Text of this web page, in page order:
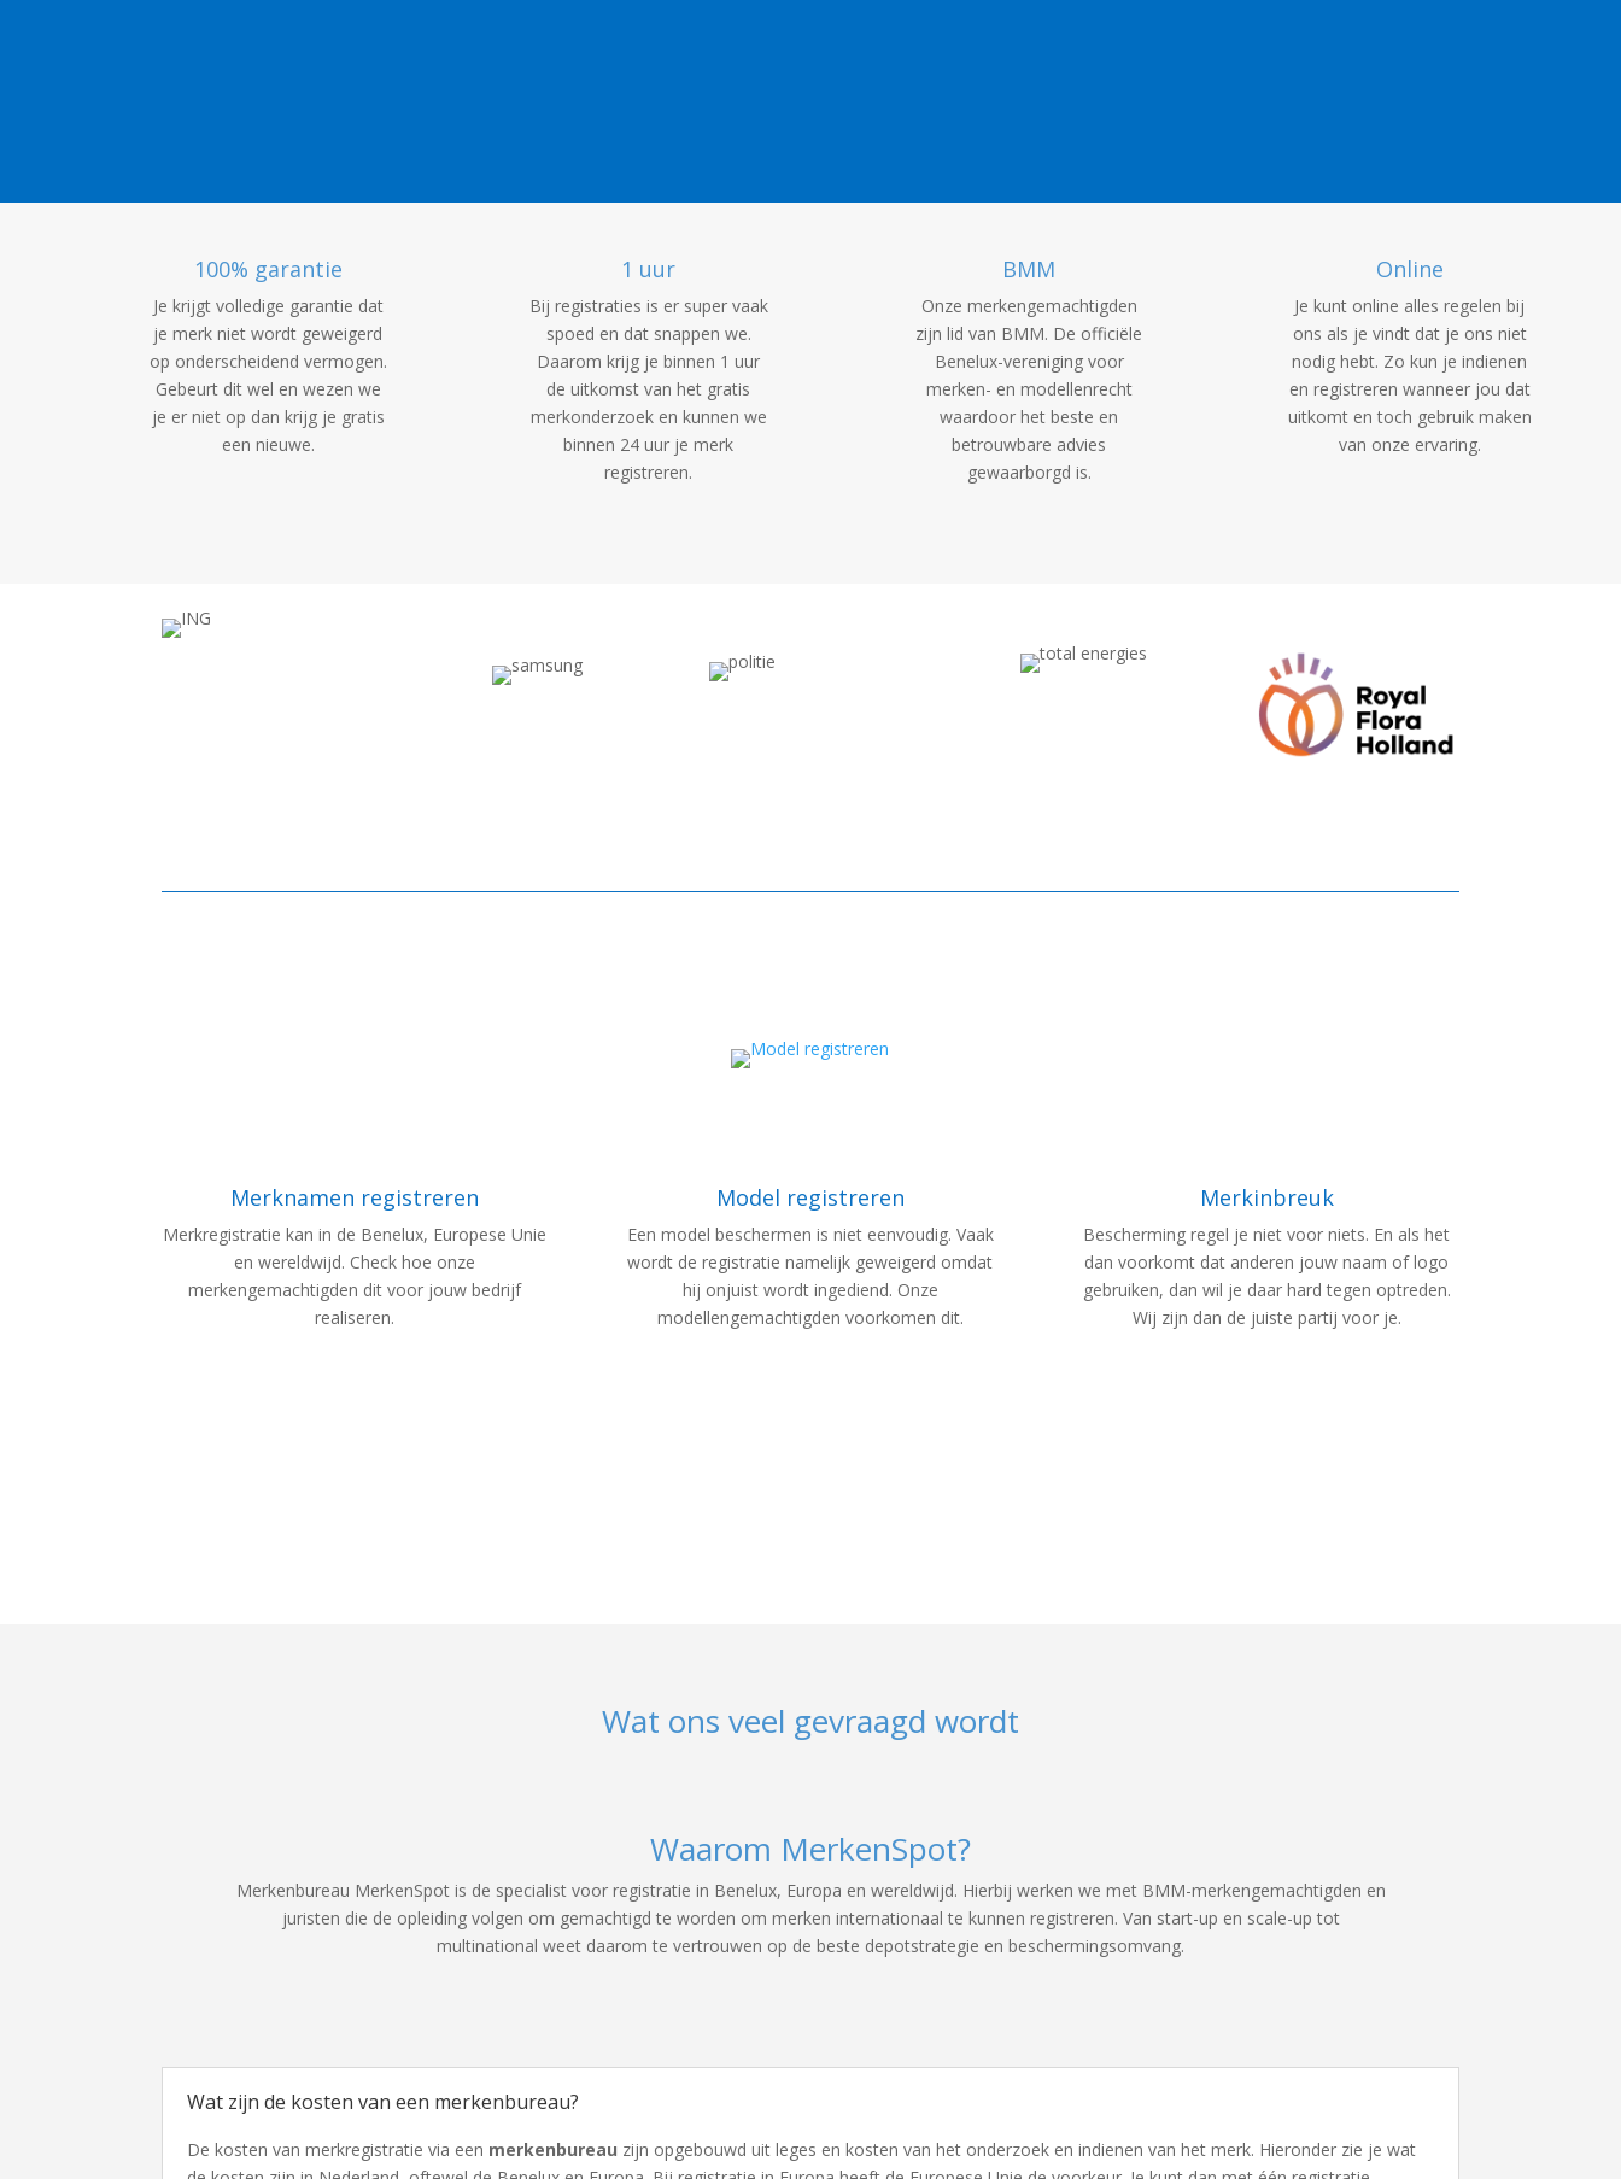
100% garantie
Je krijgt volledige garantie dat
je merk niet wordt geweigerd
op onderscheidend vermogen.
Gebeurt dit wel en wezen we
je er niet op dan krijg je gratis
een nieuwe.
1 uur
Bij registraties is er super vaak
spoed en dat snappen we.
Daarom krijg je binnen 1 uur
de uitkomst van het gratis
merkonderzoek en kunnen we
binnen 24 uur je merk
registreren.
BMM
Onze merkengemachtigden
zijn lid van BMM. De officiële
Benelux-vereniging voor
merken- en modellenrecht
waardoor het beste en
betrouwbare advies
gewaarborgd is.
Online
Je kunt online alles regelen bij
ons als je vindt dat je ons niet
nodig hebt. Zo kun je indienen
en registreren wanneer jou dat
uitkomt en toch gebruik maken
van onze ervaring.
Merknamen registreren
Merkregistratie kan in de Benelux, Europese Unie
en wereldwijd. Check hoe onze
merkengemachtigden dit voor jouw bedrijf
realiseren.
Model registreren
Een model beschermen is niet eenvoudig. Vaak
wordt de registratie namelijk geweigerd omdat
hij onjuist wordt ingediend. Onze
modellengemachtigden voorkomen dit.
Merkinbreuk
Bescherming regel je niet voor niets. En als het
dan voorkomt dat anderen jouw naam of logo
gebruiken, dan wil je daar hard tegen optreden.
Wij zijn dan de juiste partij voor je.
Wat ons veel gevraagd wordt
Waarom MerkenSpot?
Merkenbureau MerkenSpot is de specialist voor registratie in Benelux, Europa en wereldwijd. Hierbij werken we met BMM-merkengemachtigden en
juristen die de opleiding volgen om gemachtigd te worden om merken internationaal te kunnen registreren. Van start-up en scale-up tot
multinational weet daarom te vertrouwen op de beste depotstrategie en beschermingsomvang.
Wat zijn de kosten van een merkenbureau?
De kosten van merkregistratie via een merkenbureau zijn opgebouwd uit leges en kosten van het onderzoek en indienen van het merk. Hieronder zie je wat